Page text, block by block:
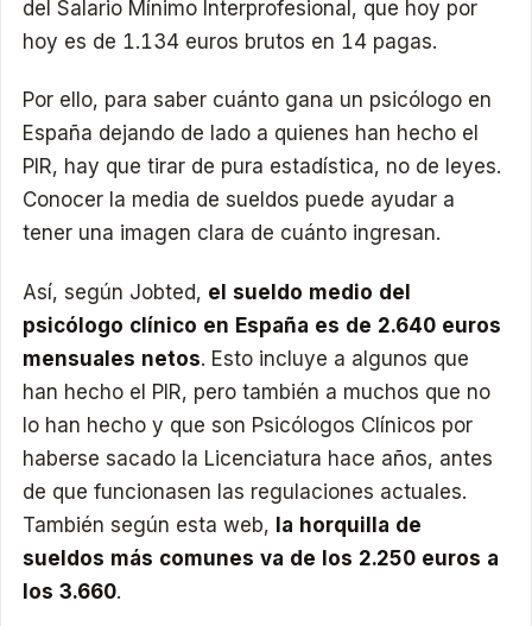
del Salario Mínimo Interprofesional, que hoy por
hoy es de 1.134 euros brutos en 14 pagas.
Por ello, para saber cuánto gana un psicólogo en
España dejando de lado a quienes han hecho el
PIR, hay que tirar de pura estadística, no de leyes.
Conocer la media de sueldos puede ayudar a
tener una imagen clara de cuánto ingresan.
Así, según Jobted, el sueldo medio del
psicólogo clínico en España es de 2.640 euros
mensuales netos. Esto incluye a algunos que
han hecho el PIR, pero también a muchos que no
lo han hecho y que son Psicólogos Clínicos por
haberse sacado la Licenciatura hace años, antes
de que funcionasen las regulaciones actuales.
También según esta web, la horquilla de
sueldos más comunes va de los 2.250 euros a
los 3.660.